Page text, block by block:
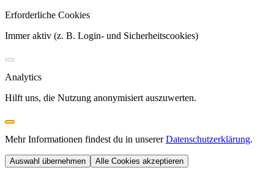
Erforderliche Cookies
Immer aktiv (z. B. Login- und Sicherheitscookies)
Analytics
Hilft uns, die Nutzung anonymisiert auszuwerten.
Mehr Informationen findest du in unserer Datenschutzerklärung.
Auswahl übernehmen Alle Cookies akzeptieren